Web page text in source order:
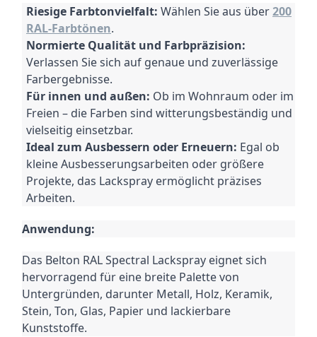
Riesige Farbtonvielfalt: Wählen Sie aus über200
RAL-Farbtönen.
Normierte Qualität und Farbpräzision:
Verlassen Sie sich auf genaue und zuverlässige
Farbergebnisse.
Für innen und außen: Ob im Wohnraum oder im
Freien – die Farben sind witterungsbeständig und
vielseitig einsetzbar.
Ideal zum Ausbessern oder Erneuern: Egal ob
kleine Ausbesserungsarbeiten oder größere
Projekte, das Lackspray ermöglicht präzises
Arbeiten.
Anwendung:
Das Belton RAL Spectral Lackspray eignet sich
hervorragend für eine breite Palette von
Untergründen, darunter Metall, Holz, Keramik,
Stein, Ton, Glas, Papier und lackierbare
Kunststoffe.